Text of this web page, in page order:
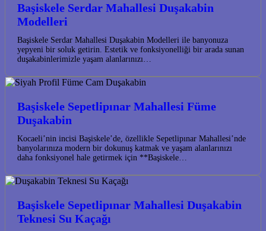
Başiskele Serdar Mahallesi Duşakabin
Modelleri
Başiskele Serdar Mahallesi Duşakabin Modelleri ile banyonuza
yepyeni bir soluk getirin. Estetik ve fonksiyonelliği bir arada sunan
duşakabinlerimizle yaşam alanlarınızı…
Başiskele Sepetlipınar Mahallesi Füme
Duşakabin
Kocaeli’nin incisi Başiskele’de, özellikle Sepetlipınar Mahallesi’nde
banyolarınıza modern bir dokunuş katmak ve yaşam alanlarınızı
daha fonksiyonel hale getirmek için **Başiskele…
Başiskele Sepetlipınar Mahallesi Duşakabin
Teknesi Su Kaçağı